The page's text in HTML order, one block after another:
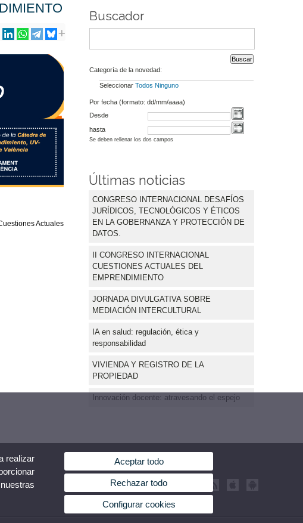
Actuales
Buscador
Categoría de la novedad:
Seleccionar Todos Ninguno
Por fecha (formato: dd/mm/aaaa)
Desde
hasta
Se deben rellenar los dos campos
Últimas noticias
CONGRESO INTERNACIONAL DESAFÍOS
JURÍDICOS, TECNOLÓGICOS Y ÉTICOS
EN LA GOBERNANZA Y PROTECCIÓN DE
DATOS.
II CONGRESO INTERNACIONAL
CUESTIONES ACTUALES DEL
EMPRENDIMIENTO
JORNADA DIVULGATIVA SOBRE
MEDIACIÓN INTERCULTURAL
IA en salud: regulación, ética y
responsabilidad
VIVIENDA Y REGISTRO DE LA
PROPIEDAD
Innovación docente: atravesando el espejo
realizar
Aceptar todo
Rechazar todo
Configurar cookies